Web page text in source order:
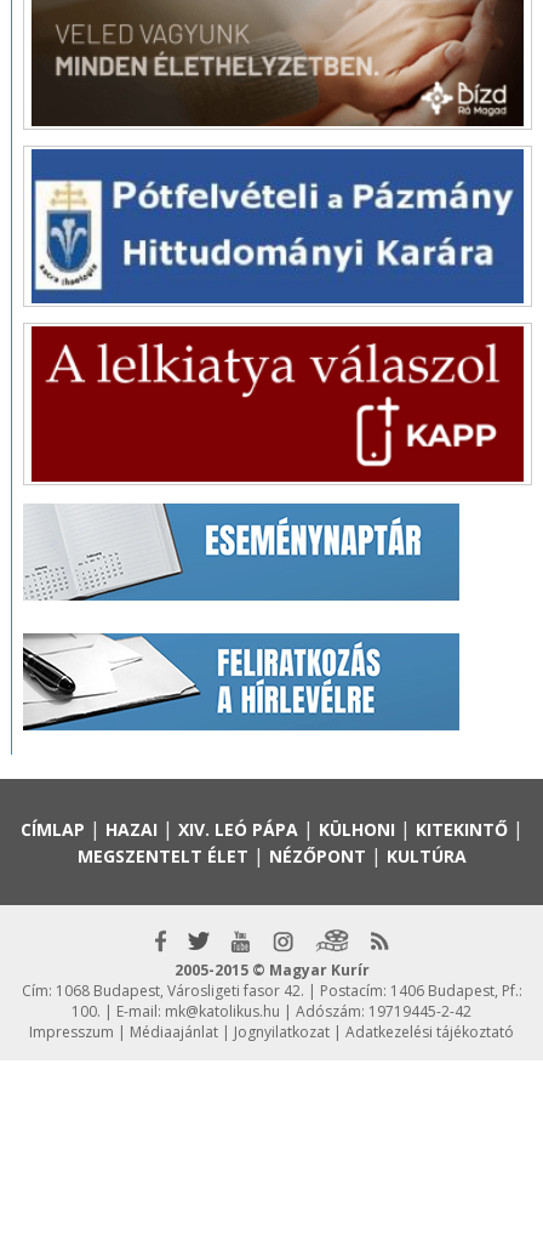
CÍMLAP | HAZAI | XIV. LEÓ PÁPA| KÜLHONI | KITEKINTŐ|
MEGSZENTELT ÉLET | NÉZŐPONT | KULTÚRA
2005-2015 © Magyar Kurír
Cím: 1068 Budapest, Városligeti fasor 42. | Postacím: 1406 Budapest, Pf.:
100. | E-mail: mk@katolikus.hu | Adószám: 19719445-2-42
Impresszum | Médiaajánlat | Jognyilatkozat | Adatkezelési tájékoztató